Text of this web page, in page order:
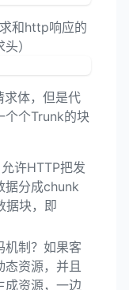
和http响应的
）
体，但是代
个个Trunk的块
允许HTTP把发
据分成chunk
据块，即
机制？如果客
态资源，并且
成资源，一边